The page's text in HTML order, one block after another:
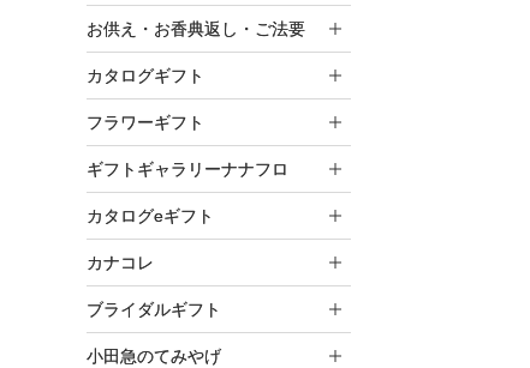
お供え・お香典返し・ご法要
カタログギフト
フラワーギフト
ギフトギャラリーナナフロ
カタログeギフト
カナコレ
ブライダルギフト
小田急のてみやげ